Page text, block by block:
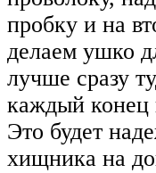
пробку и на
делаем ушко
лучше сразу
каждый конец
Это будет
хищника на